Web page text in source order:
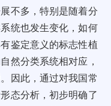
不多，特别是随着分
统也发生变化，如何
鉴定意义的标志性植
然分类系统相对应，
因此，通过对我国常
态分析，初步明确了